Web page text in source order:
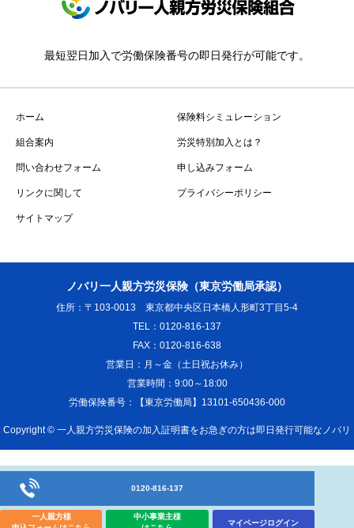
最短翌日加入で労働保険番号の即日発行が可能です。
ホーム 保険料シミュレーション
組合案内 労災特別加入とは？
問い合わせフォーム 申し込みフォーム
リンクに関して プライバシーポリシー
サイトマップ
ノバリ一人親方労災保険（東京労働局承認）
住所：〒103-0013 東京都中央区日本橋人形町3丁目5-4
TEL：0120-816-137
FAX：0120-816-638
営業日：月～金（土日祝お休み）
営業時間：9:00～18:00
労働保険番号：【東京労働局】13101-650436-000
Copyright © 一人親方労災保険の加入証明書をお急ぎの方は即日発行可能なノバリ
一人親方労災保険組合All Rights Reserved.
0120-816-137
一人親方様
中小事業主様
マイページログイン